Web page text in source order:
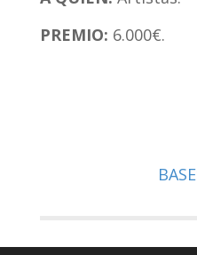
PREMIO: 6.000€.